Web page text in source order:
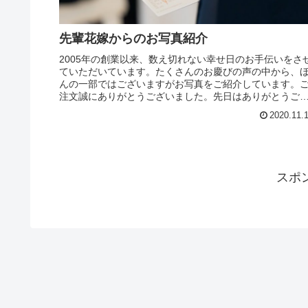
先輩花嫁からのお写真紹介
2005年の創業以来、数え切れない幸せ日のお手伝いをさ
ていただいています。たくさんのお慶びの声の中から、ほ
んの一部ではございますがお写真をご紹介しています。
注文誠にありがとうございました。先日はありがとうござ
スポ